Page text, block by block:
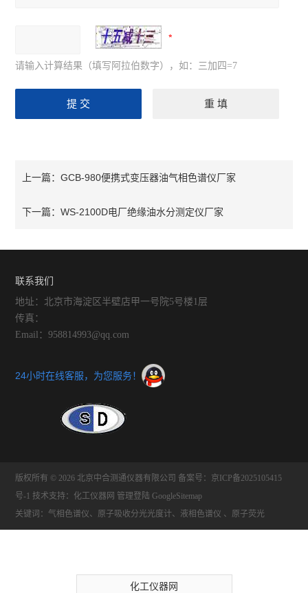
请输入计算结果（填写阿拉伯数字），如：三加四=7
上一篇：GCB-980便携式变压器油气相色谱仪厂家
下一篇：WS-2100D电厂绝缘油水分测定仪厂家
联系我们
地址：北京市海淀区半壁店甲一号院5号楼1层
传真：
Email：958814993@qq.com
24小时在线客服，为您服务！
版权所有 © 2026 北京中合测通仪器有限公司 备案号：京ICP备2025105415
号-1 技术支持： 化工仪器网 管理登陆 GoogleSitemap
关键词：气相色谱仪、原子吸收分光光度计、液相色谱仪 、原子荧光
化工仪器网